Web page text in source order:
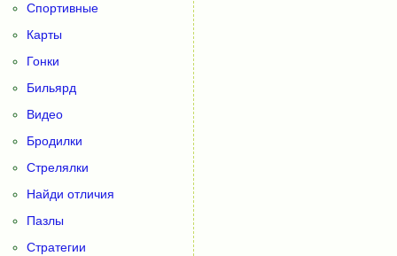
Спортивные
Карты
Гонки
Бильярд
Видео
Бродилки
Стрелялки
Найди отличия
Пазлы
Стратегии